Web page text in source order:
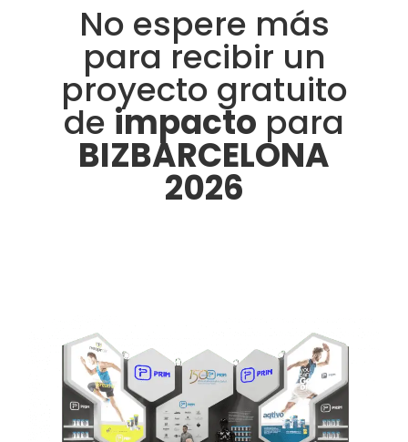
No espere más
para recibir un
proyecto gratuito
de impacto para
BIZBARCELONA
2026